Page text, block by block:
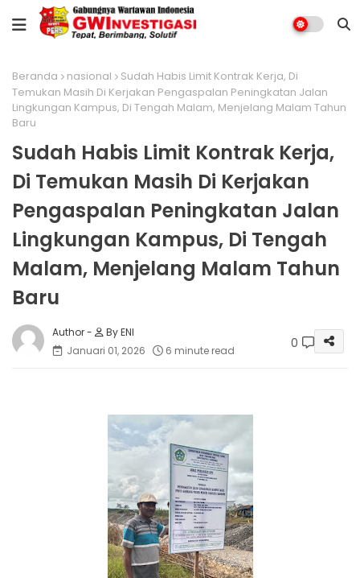
Beranda nasional
Sudah Habis Limit Kontrak Kerja, Di
Temukan Masih Di Kerjakan Pengaspalan Peningkatan Jalan
Lingkungan Kampus, Di Tengah Malam, Menjelang Malam Tahun
Baru
Sudah Habis Limit Kontrak Kerja,
Di Temukan Masih Di Kerjakan
Pengaspalan Peningkatan Jalan
Lingkungan Kampus, Di Tengah
Malam, Menjelang Malam Tahun
Baru
By ENI
Januari 01, 2026
6 minute read 0